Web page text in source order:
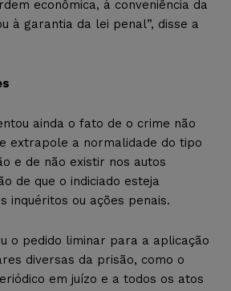
econômica, à conveniência da
à garantia da lei penal”, disse a
ainda o fato de o crime não
extrapole a normalidade do tipo
e de não existir nos autos
de que o indiciado esteja
inquéritos ou ações penais.
o pedido liminar para a aplicação
diversas da prisão, como o
em juízo e a todos os atos